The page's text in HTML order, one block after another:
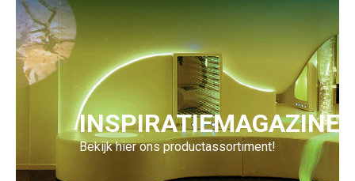
INSPIRATIEMAGAZINE
Bekijk hier ons productassortiment!